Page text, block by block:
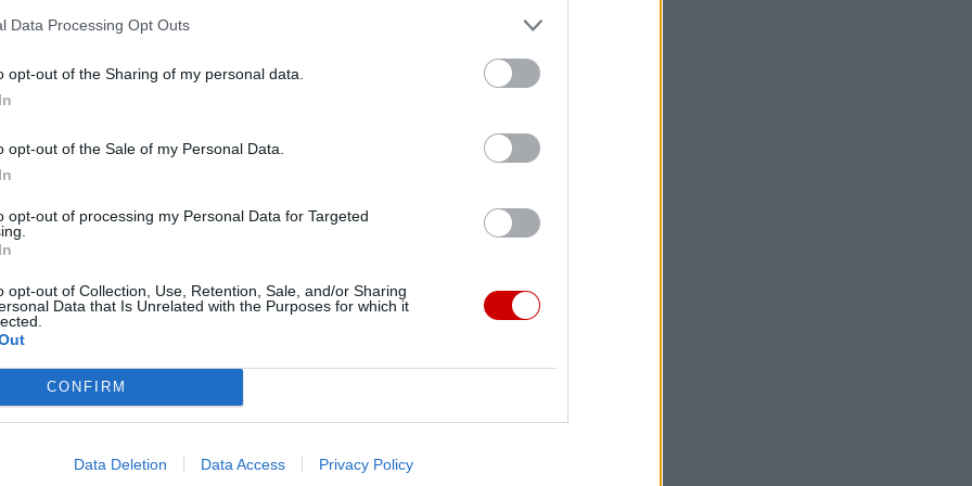
Data Processing Opt Outs
opt-out of the Sharing of my personal data.
opt-out of the Sale of my Personal Data.
opt-out of processing my Personal Data for Targeted
opt-out of Collection, Use, Retention, Sale, and/or Sharing
Data that Is Unrelated with the Purposes for which it
CONFIRM
Data Deletion Data Access Privacy Policy
uznali je za zbyt brutalne, podczas gdy
oddanie cierpienia Chrystusa.
dyrektor Biura Prasowego Stolicy
film i ocenił go pozytywnie, opisując go jako
Chrystusa zgodnie z relacjami
on 370 milionów dolarów zysku w kraju, a
mediów opartych na wierze.
tu dla Ciebie!
z życia Kościoła w Polsce i na świecie.